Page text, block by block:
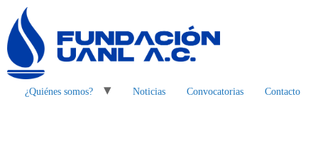
¿Quiénes somos? Noticias Convocatorias Contacto